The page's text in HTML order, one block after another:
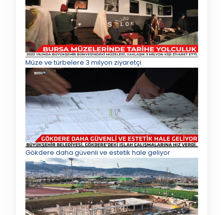
Müze ve türbelere 3 milyon ziyaretçi
Gökdere daha güvenli ve estetik hale geliyor